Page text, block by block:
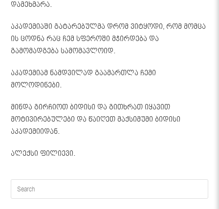
დამეხმარა.
აკადემიაში გატარებულმა დრომ ვიტყოდი, რომ მომცა
ის ცოდნა რაც ჩემ სფეროში მჭირდება და
გამომადგება სამომავლოიდ.
აკადემიამ ნამდვილად გაამართლა ჩემი
მოლოდინები.
მინდა გირჩიოთ ბიდისი და გითხრათ იყავით
მოტივირებულები და წაიღეთ მაქსიმუმი ბიდისი
აკადემიიდან.
ალექსი ფილიევი.